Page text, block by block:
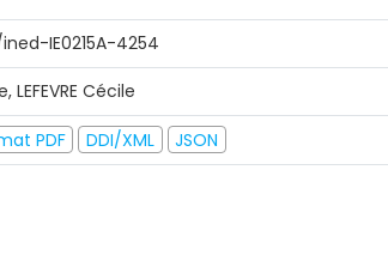
IE0215A-4254
LEFEVRE Cécile
PDF DDI/XML
JSON